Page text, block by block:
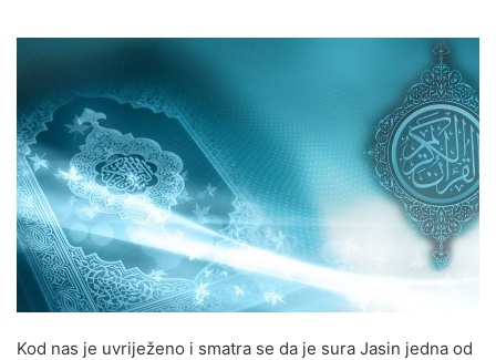
Kod nas je uvriježeno i smatra se da je sura Jasin jedna od